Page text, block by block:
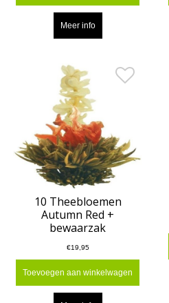
Meer info
10 Theebloemen
Autumn Red +
bewaarzak
€19,95
Toevoegen aan winkelwagen